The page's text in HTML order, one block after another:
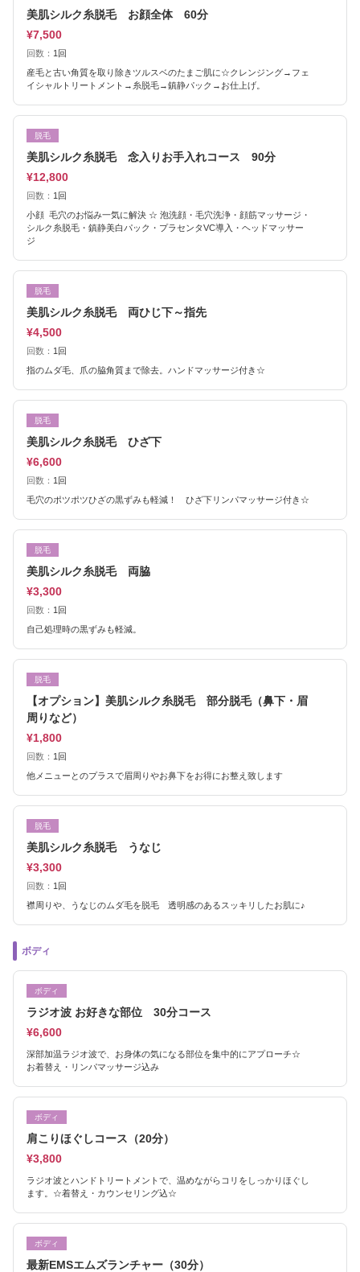
美肌シルク糸脱毛 お顔全体 60分
¥7,500
回数： 1回
産毛と古い角質を取り除きツルスベのたまご肌に☆クレンジング→フェ
イシャルトリートメント→糸脱毛→鎮静パック→お仕上げ。
脱毛
美肌シルク糸脱毛 念入りお手入れコース 90分
¥12,800
回数： 1回
小顔 毛穴のお悩み一気に解決 ☆ 泡洗顔・毛穴洗浄・顔筋マッサージ・
シルク糸脱毛・鎮静美白パック・プラセンタVC導入・ヘッドマッサー
ジ
脱毛
美肌シルク糸脱毛 両ひじ下～指先
¥4,500
回数： 1回
指のムダ毛、爪の脇角質まで除去。ハンドマッサージ付き☆
脱毛
美肌シルク糸脱毛 ひざ下
¥6,600
回数： 1回
毛穴のポツポツひざの黒ずみも軽減！ ひざ下リンパマッサージ付き☆
脱毛
美肌シルク糸脱毛 両脇
¥3,300
回数： 1回
自己処理時の黒ずみも軽減。
脱毛
【オプション】美肌シルク糸脱毛 部分脱毛（鼻下・眉
周りなど）
¥1,800
回数： 1回
他メニューとのプラスで眉周りやお鼻下をお得にお整え致します
脱毛
美肌シルク糸脱毛 うなじ
¥3,300
回数： 1回
襟周りや、うなじのムダ毛を脱毛 透明感のあるスッキリしたお肌に♪
ボディ
ボディ
ラジオ波 お好きな部位 30分コース
¥6,600
深部加温ラジオ波で、お身体の気になる部位を集中的にアプローチ☆
お着替え・リンパマッサージ込み
ボディ
肩こりほぐしコース（20分）
¥3,800
ラジオ波とハンドトリートメントで、温めながらコリをしっかりほぐし
ます。☆着替え・カウンセリング込☆
ボディ
最新EMSエムズランチャー（30分）